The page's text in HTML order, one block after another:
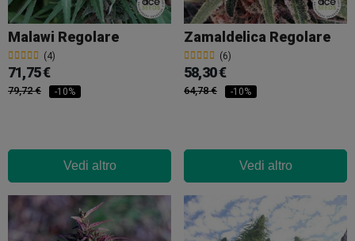
Malawi Regolare
(4)
71,75 €
79,72 € -10%
Vedi altro
Zamaldelica Regolare
(6)
58,30 €
64,78 € -10%
Vedi altro